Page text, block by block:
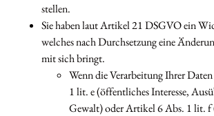
stellen.
Sie haben laut Artikel 21 DSGVO ein
welches nach Durchsetzung eine
mit sich bringt.
Wenn die Verarbeitung Ihrer
1 lit. e (öffentliches Interesse,
Gewalt) oder Artikel 6 Abs. 1 lit. f